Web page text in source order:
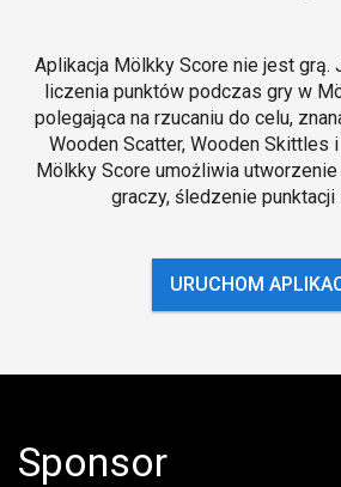
Aplikacja Mölkky Score nie jest grą.
liczenia punktów podczas gry w
polegająca na rzucaniu do celu,
Wooden Scatter, Wooden Skittles
Mölkky Score umożliwia
graczy, śledzenie
URUCHOM
Sponsor